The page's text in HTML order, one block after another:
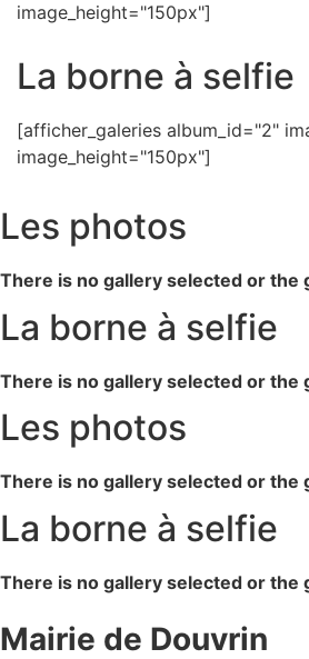
image_height="150px"]
La borne à selfie
[afficher_galeries album_id="2"
image_height="150px"]
Les photos
There is no gallery selected or the
La borne à selfie
There is no gallery selected or the
Les photos
There is no gallery selected or the
La borne à selfie
There is no gallery selected or the
Mairie de Douvrin